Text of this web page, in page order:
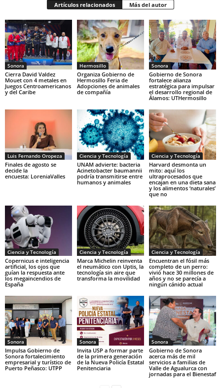
Artículos relacionados Más del autor
Sonora
Cierra David Valdez
Mouet con 4 metales en
Juegos Centroamericanos
y del Caribe
Hermosillo
Organiza Gobierno de
Hermosillo Feria de
Adopciones de animales
de compañía
Sonora
Gobierno de Sonora
fortalece alianza
estratégica para impulsar
el desarrollo regional de
Álamos: UTHermosillo
Luis Fernando Oropeza
Finales de agosto se
decide la
encuesta: LoreniaValles
Ciencia y Tecnología
UNAM advierte: bacteria
Acinetobacter baumannii
podría transmitirse entre
humanos y animales
Ciencia y Tecnología
Harvard desmonta un
mito: aquí los
ultraprocesados que
encajan en una dieta sana
y los alimentos ‘naturales’
que no
Ciencia y Tecnología
Copernicus e inteligencia
artificial, los ojos que
guían la respuesta ante
los megaincendios de
España
Ciencia y Tecnología
Marca Michelin reinventa
el neumático con Uptis, la
tecnología sin aire que
transforma la movilidad
Ciencia y Tecnología
Encuentran el fósil más
completo de un perro:
vivió hace 30 millones de
años y no se parecía a
ningún cánido actual
Sonora
Impulsa Gobierno de
Sonora fortalecimiento
empresarial y turístico de
Puerto Peñasco: UTPP
Sonora
Invita USP a formar parte
de la primera generación
de la Nueva Policía Estatal
Penitenciaria
Sonora
Gobierno de Sonora
acerca más de mil
servicios a familias de
Valle de Agualurca con
jornadas para el Bienestaf